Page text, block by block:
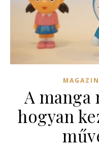
MAGAZIN
A
hogyan